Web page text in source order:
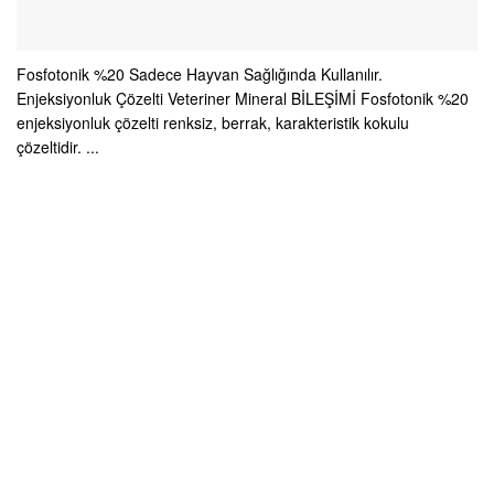
Fosfotonik %20 Sadece Hayvan Sağlığında Kullanılır.
Enjeksiyonluk Çözelti Veteriner Mineral BİLEŞİMİ Fosfotonik %20
enjeksiyonluk çözelti renksiz, berrak, karakteristik kokulu
çözeltidir. ...